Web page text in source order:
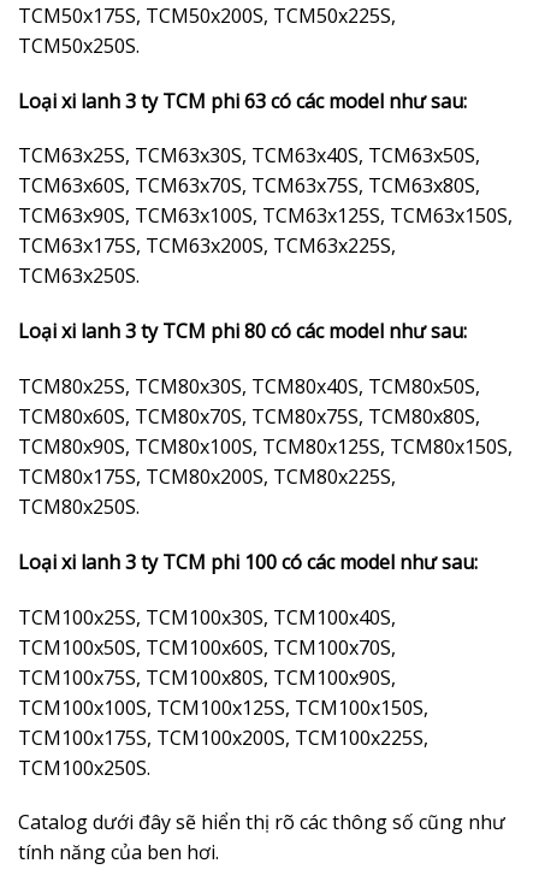
TCM50x175S, TCM50x200S, TCM50x225S,
TCM50x250S.
Loại xi lanh 3 ty TCM phi 63 có các model như sau:
TCM63x25S, TCM63x30S, TCM63x40S, TCM63x50S,
TCM63x60S, TCM63x70S, TCM63x75S, TCM63x80S,
TCM63x90S, TCM63x100S, TCM63x125S, TCM63x150S,
TCM63x175S, TCM63x200S, TCM63x225S,
TCM63x250S.
Loại xi lanh 3 ty TCM phi 80 có các model như sau:
TCM80x25S, TCM80x30S, TCM80x40S, TCM80x50S,
TCM80x60S, TCM80x70S, TCM80x75S, TCM80x80S,
TCM80x90S, TCM80x100S, TCM80x125S, TCM80x150S,
TCM80x175S, TCM80x200S, TCM80x225S,
TCM80x250S.
Loại xi lanh 3 ty TCM phi 100 có các model như sau:
TCM100x25S, TCM100x30S, TCM100x40S,
TCM100x50S, TCM100x60S, TCM100x70S,
TCM100x75S, TCM100x80S, TCM100x90S,
TCM100x100S, TCM100x125S, TCM100x150S,
TCM100x175S, TCM100x200S, TCM100x225S,
TCM100x250S.
Catalog dưới đây sẽ hiển thị rõ các thông số cũng như
tính năng của ben hơi.